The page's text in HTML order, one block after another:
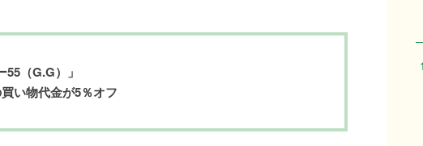
（G.G）」
い物代金が5％オフ